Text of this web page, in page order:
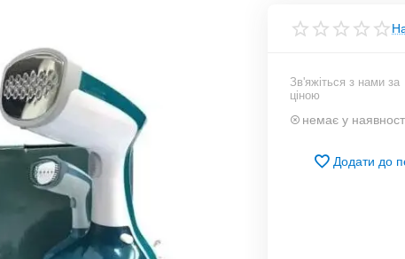
Зв'яжіться з нами за
ціною
немає у
Додати до